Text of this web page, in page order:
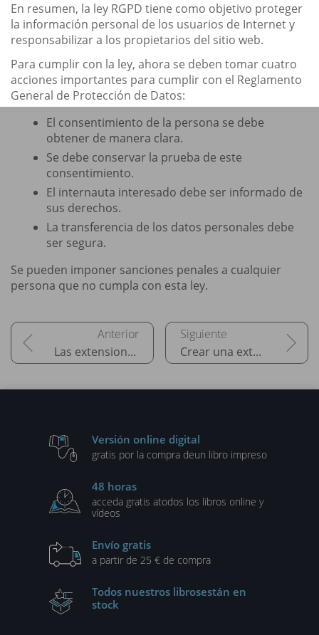
En resumen, la ley RGPD tiene como objetivo proteger
la información personal de los usuarios de Internet y
responsabilizar a los propietarios del sitio web.
Para cumplir con la ley, ahora se deben tomar cuatro
acciones importantes para cumplir con el Reglamento
General de Protección de Datos:
El consentimiento de la persona se debe
obtener de manera clara.
Se debe conservar la prueba de este
consentimiento.
El internauta interesado debe ser informado de
sus derechos.
La transferencia de los datos personales debe
ser segura.
Se pueden imponer sanciones penales a cualquier
persona que no cumpla con esta ley.
Las extensiones y los widgets Crear una extensión sencilla en PHP
Versión online digital
gratis por la compra deun libro impreso
48 horas
acceda gratis atodos los libros online y
vídeos
Envío gratis
a partir de 25 € de compra
Todos nuestros librosestán en
stock